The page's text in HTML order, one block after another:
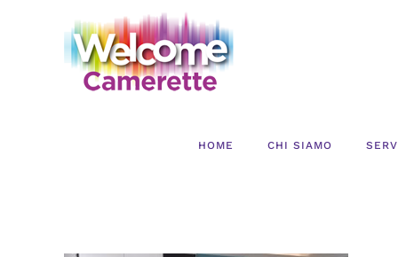
contenuto
HOME CHI SIAMO